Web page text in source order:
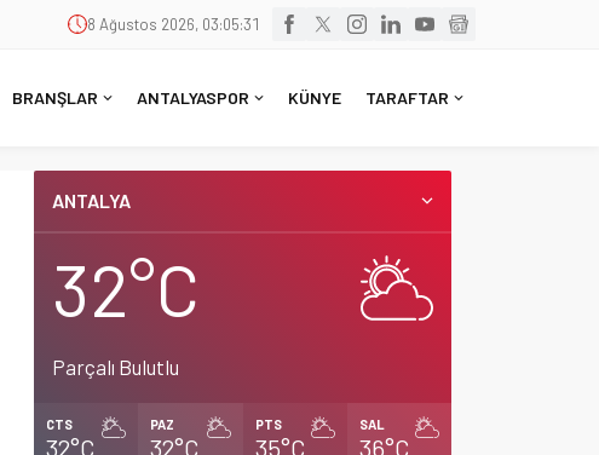
8 Ağustos 2026, 03:05:32
BRANŞLAR ANTALYASPOR KÜNYE TARAFTAR
ANTALYA
32°C
Parçalı Bulutlu
CTS
32°C
PAZ
32°C
PTS
35°C
SAL
36°C